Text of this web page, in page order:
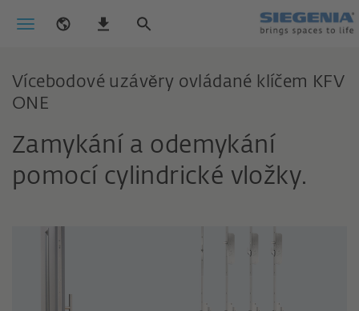
Vícebodové uzávěry ovládané klíčem KFV
ONE
Zamykání a odemykání
pomocí cylindrické vložky.